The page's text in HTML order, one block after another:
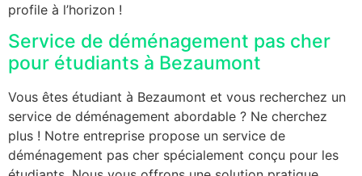
profile à l’horizon !
Service de déménagement pas cher
pour étudiants à Bezaumont
Vous êtes étudiant à Bezaumont et vous recherchez un
service de déménagement abordable ? Ne cherchez
plus ! Notre entreprise propose un service de
déménagement pas cher spécialement conçu pour les